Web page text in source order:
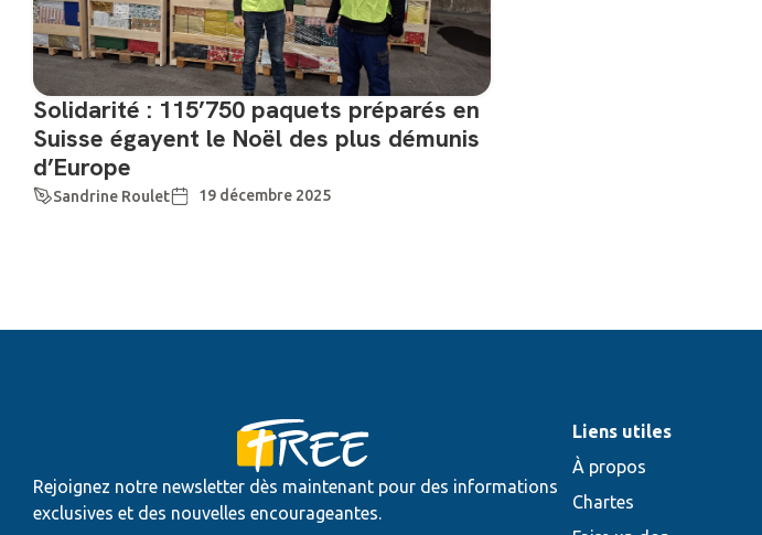
Solidarité : 115’750 paquets préparés en
Suisse égayent le Noël des plus démunis
d’Europe
Sandrine Roulet 19 décembre 2025
Rejoignez notre newsletter dès maintenant pour des informations
exclusives et des nouvelles encourageantes.
Liens utiles
À propos
Chartes